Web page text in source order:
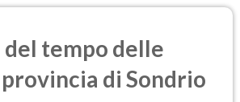
tempo delle
di Sondrio